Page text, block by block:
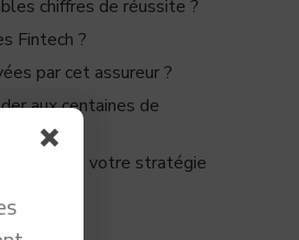
chiffres de réussite ?
Fintech ?
par cet assureur ?
aux centaines de
réfléchir à votre stratégie